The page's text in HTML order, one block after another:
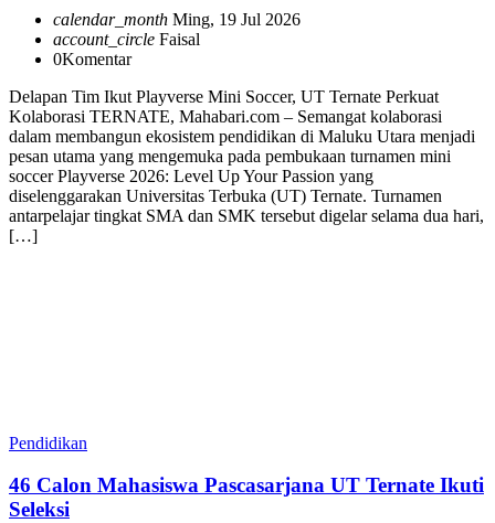
calendar_month Ming, 19 Jul 2026
account_circle Faisal
0Komentar
Delapan Tim Ikut Playverse Mini Soccer, UT Ternate Perkuat
Kolaborasi TERNATE, Mahabari.com – Semangat kolaborasi
dalam membangun ekosistem pendidikan di Maluku Utara menjadi
pesan utama yang mengemuka pada pembukaan turnamen mini
soccer Playverse 2026: Level Up Your Passion yang
diselenggarakan Universitas Terbuka (UT) Ternate. Turnamen
antarpelajar tingkat SMA dan SMK tersebut digelar selama dua hari,
[…]
Pendidikan
46 Calon Mahasiswa Pascasarjana UT Ternate Ikuti
Seleksi